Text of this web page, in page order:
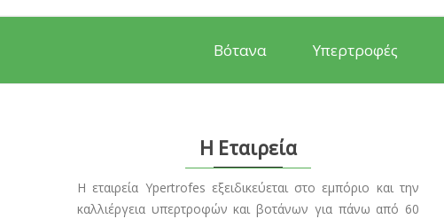
Βότανα Υπερτροφές
Η Εταιρεία
Η εταιρεία Υpertrofes εξειδικεύεται στο εμπόριο και την
καλλιέργεια υπερτροφών και βοτάνων για πάνω από 60